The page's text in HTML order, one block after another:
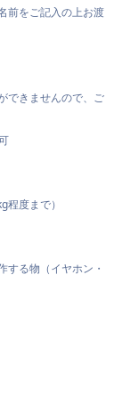
前をご記入の上お渡
できませんので、ご
度まで）
る物（イヤホン・